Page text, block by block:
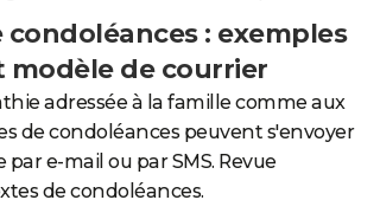
condoléances : exemples
modèle de courrier
adressée à la famille comme aux
de condoléances peuvent s'envoyer
e-mail ou par SMS. Revue
de condoléances.